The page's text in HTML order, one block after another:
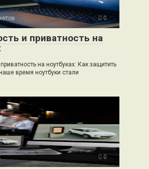
0
и приватность на
на ноутбуках: Как защитить
время ноутбуки стали
0